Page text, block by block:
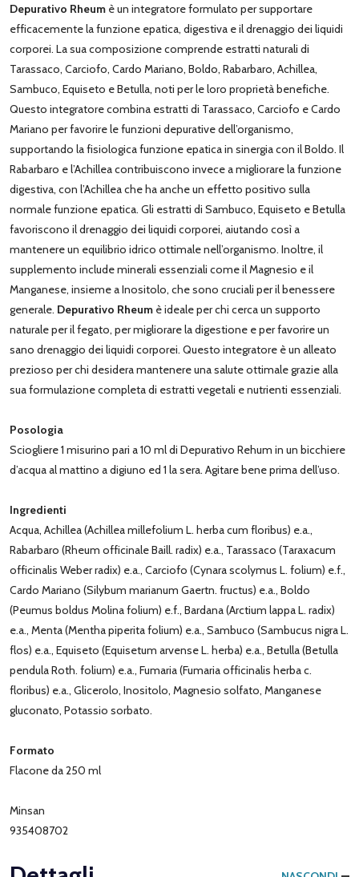
Depurativo Rheum è un integratore formulato per supportare
efficacemente la funzione epatica, digestiva e il drenaggio dei liquidi
corporei. La sua composizione comprende estratti naturali di
Tarassaco, Carciofo, Cardo Mariano, Boldo, Rabarbaro, Achillea,
Sambuco, Equiseto e Betulla, noti per le loro proprietà benefiche.
Questo integratore combina estratti di Tarassaco, Carciofo e Cardo
Mariano per favorire le funzioni depurative dell’organismo,
supportando la fisiologica funzione epatica in sinergia con il Boldo. Il
Rabarbaro e l’Achillea contribuiscono invece a migliorare la funzione
digestiva, con l’Achillea che ha anche un effetto positivo sulla
normale funzione epatica. Gli estratti di Sambuco, Equiseto e Betulla
favoriscono il drenaggio dei liquidi corporei, aiutando così a
mantenere un equilibrio idrico ottimale nell’organismo. Inoltre, il
supplemento include minerali essenziali come il Magnesio e il
Manganese, insieme a Inositolo, che sono cruciali per il benessere
generale. Depurativo Rheum è ideale per chi cerca un supporto
naturale per il fegato, per migliorare la digestione e per favorire un
sano drenaggio dei liquidi corporei. Questo integratore è un alleato
prezioso per chi desidera mantenere una salute ottimale grazie alla
sua formulazione completa di estratti vegetali e nutrienti essenziali.
Posologia
Sciogliere 1 misurino pari a 10 ml di Depurativo Rehum in un bicchiere
d’acqua al mattino a digiuno ed 1 la sera. Agitare bene prima dell’uso.
Ingredienti
Acqua, Achillea (Achillea millefolium L. herba cum floribus) e.a.,
Rabarbaro (Rheum officinale Baill. radix) e.a., Tarassaco (Taraxacum
officinalis Weber radix) e.a., Carciofo (Cynara scolymus L. folium) e.f.,
Cardo Mariano (Silybum marianum Gaertn. fructus) e.a., Boldo
(Peumus boldus Molina folium) e.f., Bardana (Arctium lappa L. radix)
e.a., Menta (Mentha piperita folium) e.a., Sambuco (Sambucus nigra L.
flos) e.a., Equiseto (Equisetum arvense L. herba) e.a., Betulla (Betulla
pendula Roth. folium) e.a., Fumaria (Fumaria officinalis herba c.
floribus) e.a., Glicerolo, Inositolo, Magnesio solfato, Manganese
gluconato, Potassio sorbato.
Formato
Flacone da 250 ml
Minsan
935408702